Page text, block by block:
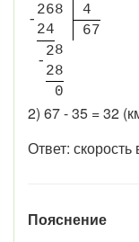
-
268
4
24 67
-
28
28
0
2) 67 - 35 = 32
Ответ: скорость
Пояснение